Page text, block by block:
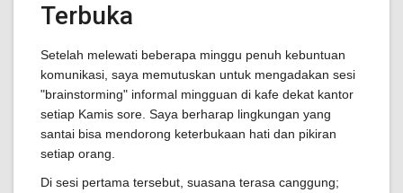
Terbuka
Setelah melewati beberapa minggu penuh kebuntuan
komunikasi, saya memutuskan untuk mengadakan sesi
"brainstorming" informal mingguan di kafe dekat kantor
setiap Kamis sore. Saya berharap lingkungan yang
santai bisa mendorong keterbukaan hati dan pikiran
setiap orang.
Di sesi pertama tersebut, suasana terasa canggung;